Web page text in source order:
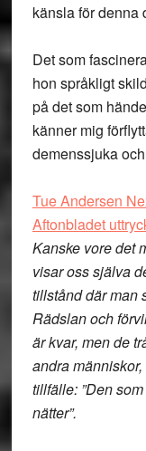
känsla för denna
Det som
hon språkligt
på det som
känner mig
demenssjuka
Tue Andersen
Aftonbladet
Kanske vore det
visar oss själva
tillstånd där man
Rädslan och
är kvar, men de
andra
tillfälle: ”Den
nätter”.